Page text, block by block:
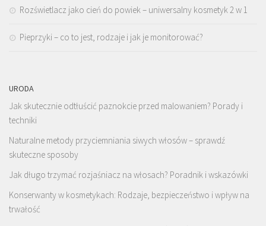
Rozświetlacz jako cień do powiek – uniwersalny kosmetyk 2 w 1
Pieprzyki – co to jest, rodzaje i jak je monitorować?
URODA
Jak skutecznie odtłuścić paznokcie przed malowaniem? Porady i
techniki
Naturalne metody przyciemniania siwych włosów – sprawdź
skuteczne sposoby
Jak długo trzymać rozjaśniacz na włosach? Poradnik i wskazówki
Konserwanty w kosmetykach: Rodzaje, bezpieczeństwo i wpływ na
trwałość